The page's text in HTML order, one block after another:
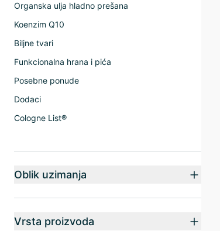
Organska ulja hladno prešana
Koenzim Q10
Biljne tvari
Funkcionalna hrana i pića
Posebne ponude
Dodaci
Cologne List®
Oblik uzimanja
Vrsta proizvoda